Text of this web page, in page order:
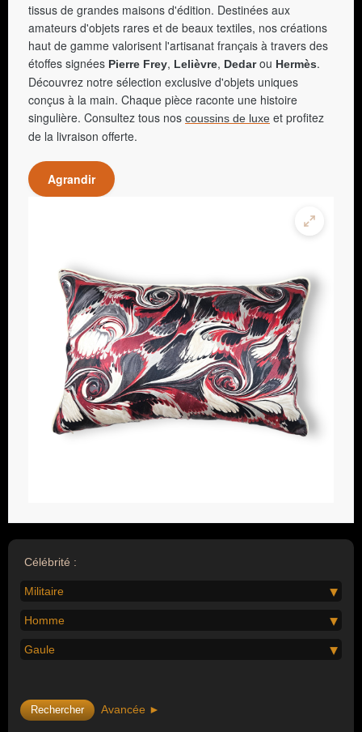
tissus de grandes maisons d'édition. Destinées aux
amateurs d'objets rares et de beaux textiles, nos créations
haut de gamme valorisent l'artisanat français à travers des
étoffes signées Pierre Frey, Lelièvre, Dedarou Hermès.
Découvrez notre sélection exclusive d'objets uniques
conçus à la main. Chaque pièce raconte une histoire
singulière. Consultez tous nos coussins de luxe et profitez
de la livraison offerte.
Agrandir
Célébrité :
Militaire
Homme
Gaule
Avancée ►